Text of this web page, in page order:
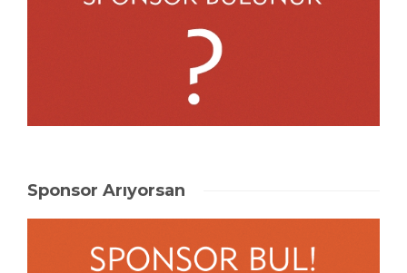
Sponsor Arıyorsan